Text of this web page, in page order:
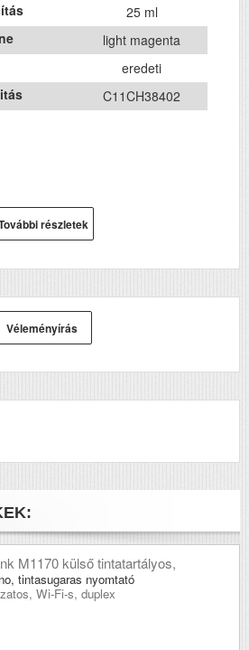
25 ml
light magenta
eredeti
C11CH38402
részletek
Véleményírás
M1170 külső tintatartályos,
tintasugaras nyomtató
Wi-Fi-s, duplex